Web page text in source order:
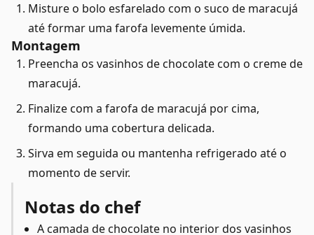
Misture o bolo esfarelado com o suco de maracujá
até formar uma farofa levemente úmida.
Montagem
Preencha os vasinhos de chocolate com o creme de
maracujá.
Finalize com a farofa de maracujá por cima,
formando uma cobertura delicada.
Sirva em seguida ou mantenha refrigerado até o
momento de servir.
Notas do chef
A camada de chocolate no interior dos vasinhos